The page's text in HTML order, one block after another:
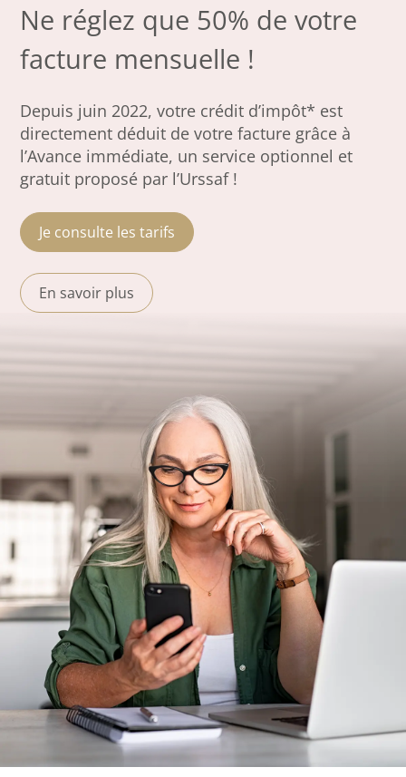
Ne réglez que 50% de votre
facture mensuelle !
Depuis juin 2022, votre crédit d’impôt* est
directement déduit de votre facture grâce à
l’Avance immédiate, un service optionnel et
gratuit proposé par l’Urssaf !
Je consulte les tarifs
En savoir plus